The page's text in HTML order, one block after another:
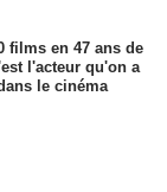
films en 47 ans de
l'acteur qu'on a
le cinéma